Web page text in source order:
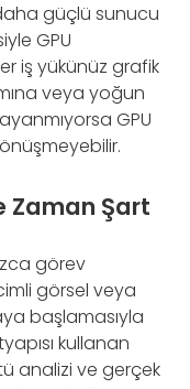
güçlü sunucu
GPU
iş yükünüz grafik
veya yoğun
GPU
Zaman Şart
görev
görsel veya
başlamasıyla
kullanan
analizi ve gerçek